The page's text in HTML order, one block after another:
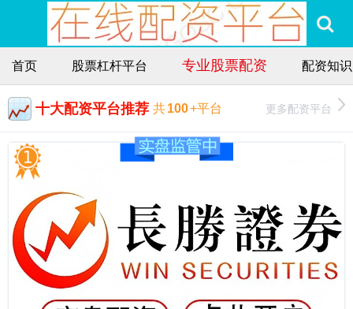
首页 股票杠杆平台 专业股票配资 配资知
十大配资平台推荐 共100+平台 更多配资平台